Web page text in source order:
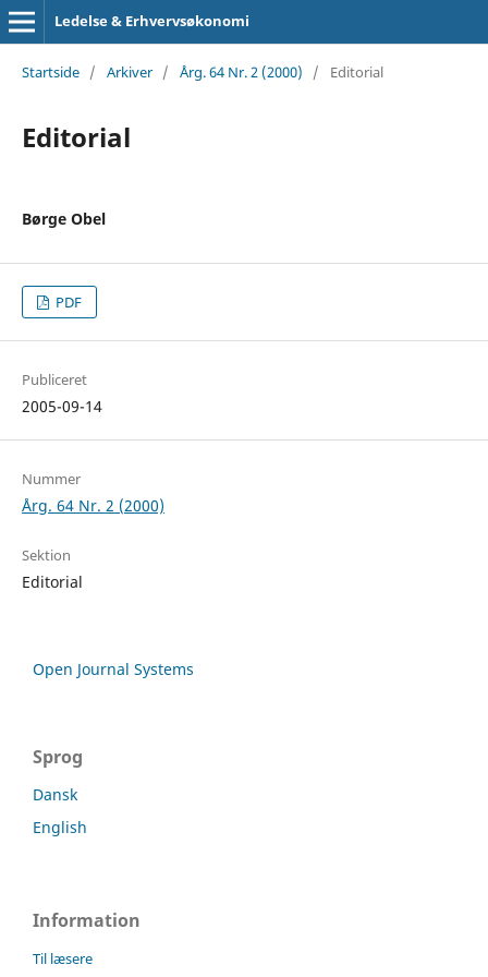
Ledelse & Erhvervsøkonomi
Startside / Arkiver / Årg. 64 Nr. 2 (2000) / Editorial
Editorial
Børge Obel
PDF
Publiceret
2005-09-14
Nummer
Årg. 64 Nr. 2 (2000)
Sektion
Editorial
Open Journal Systems
Sprog
Dansk
English
Information
Til læsere